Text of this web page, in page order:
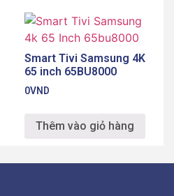
Smart Tivi Samsung 4K
65 inch 65BU8000
0VND
Thêm vào giỏ hàng